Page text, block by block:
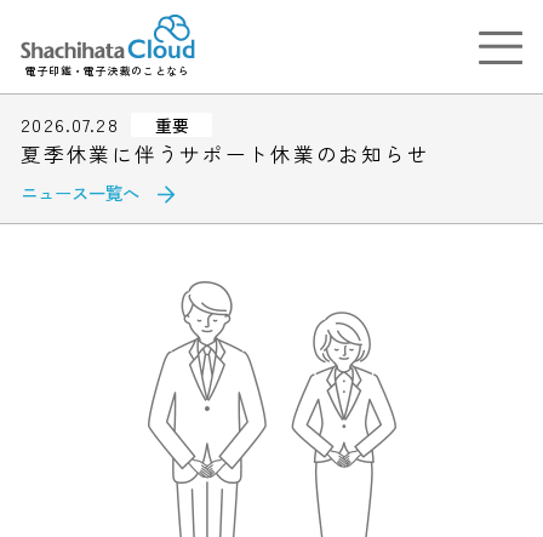
電子印鑑・電子決裁のことなら
2026.07.28 重要
夏季休業に伴うサポート休業のお知らせ
ニュース一覧へ